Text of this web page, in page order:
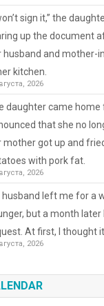
sign it,” the
up the document
husband and mother-
kitchen.
2026
daughter came home
that she no
mother got up and
with pork fat.
2026
husband left me for a
but a month later
At first, I thought
2026